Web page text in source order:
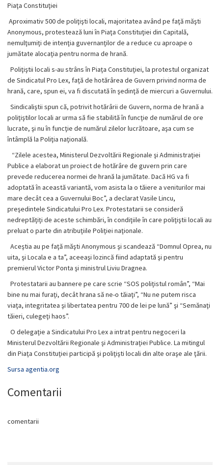
Piaţa Constituţiei
Aproximativ 500 de poliţişti locali, majoritatea având pe faţă măşti
Anonymous, protestează luni în Piaţa Constituţiei din Capitală,
nemulţumiţi de intenţia guvernanţilor de a reduce cu aproape o
jumătate alocaţia pentru norma de hrană.
Poliţiştii locali s-au strâns în Piaţa Constituţiei, la protestul organizat
de Sindicatul Pro Lex, faţă de hotărârea de Guvern privind norma de
hrană, care, spun ei, va fi discutată în şedinţă de miercuri a Guvernului.
Sindicaliştii spun că, potrivit hotărârii de Guvern, norma de hrană a
poliţiştilor locali ar urma să fie stabilită în funcţie de numărul de ore
lucrate, şi nu în funcţie de numărul zilelor lucrătoare, aşa cum se
întâmplă la Poliţia naţională.
“Zilele acestea, Ministerul Dezvoltării Regionale şi Administraţiei
Publice a elaborat un proiect de hotărâre de guvern prin care
prevede reducerea normei de hrană la jumătate. Dacă HG va fi
adoptată în această variantă, vom asista la o tăiere a veniturilor mai
mare decât cea a Guvernului Boc”, a declarat Vasile Lincu,
preşedintele Sindicatului Pro Lex. Protestatarii se consideră
nedreptăţiţi de aceste schimbări, în condiţiile în care poliţiştii locali au
preluat o parte din atribuţiile Poliţiei naţionale.
Aceştia au pe faţă măşti Anonymous şi scandează “Domnul Oprea, nu
uita, şi Locala e a ta”, aceeaşi lozincă fiind adaptată şi pentru
premierul Victor Ponta şi ministrul Liviu Dragnea.
Protestatarii au bannere pe care scrie “SOS poliţistul român”, “Mai
bine nu mai furaţi, decât hrana să ne-o tăiaţi”, “Nu ne putem risca
viaţa, integritatea şi libertatea pentru 700 de lei pe lună” şi “Semănaţi
tăieri, culegeţi haos”.
O delegaţie a Sindicatului Pro Lex a intrat pentru negoceri la
Ministerul Dezvoltării Regionale şi Administraţiei Publice. La mitingul
din Piaţa Constituţiei participă şi poliţişti locali din alte oraşe ale ţării.
Sursa agentia.org
Comentarii
comentarii